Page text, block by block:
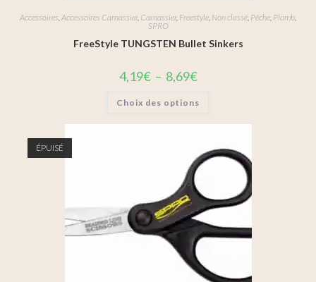
Accessoires,Accessoires Carnassier, Carnassier, Freestyle, Non classé, Pêche, Plomb,
SPRO
FreeStyle TUNGSTEN Bullet Sinkers
4,19€ – 8,69€
Choix des options
ÉPUISÉ